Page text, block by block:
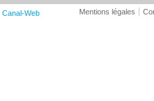
Canal-Web Mentions légales